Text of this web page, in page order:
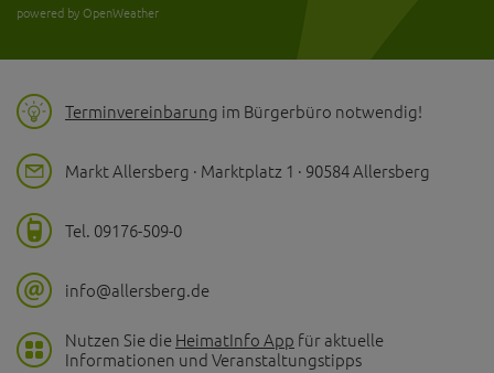
powered by OpenWeather
Terminvereinbarung im Bürgerbüro notwendig!
Markt Allersberg · Marktplatz 1 · 90584 Allersberg
Tel. 09176-509-0
info@allersberg.de
Nutzen Sie dieHeimatInfo App für aktuelle
Informationen und Veranstaltungstipps